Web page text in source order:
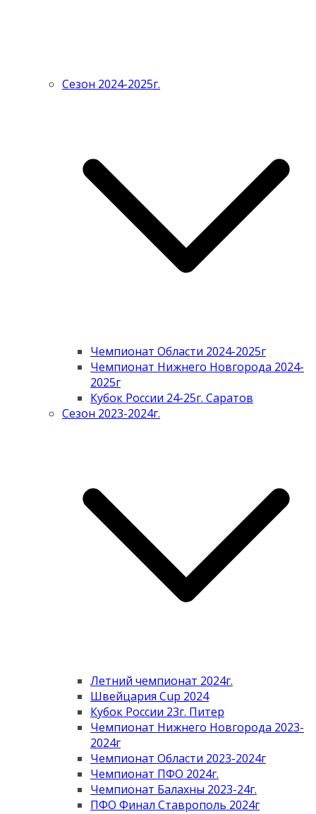
Сезон 2024-2025г.
Чемпионат Области 2024-2025г
Чемпионат Нижнего Новгорода 2024-
2025г
Кубок России 24-25г. Саратов
Сезон 2023-2024г.
Летний чемпионат 2024г.
Швейцария Cup 2024
Кубок России 23г. Питер
Чемпионат Нижнего Новгорода 2023-
2024г
Чемпионат Области 2023-2024г
Чемпионат ПФО 2024г.
Чемпионат Балахны 2023-24г.
ПФО Финал Ставрополь 2024г